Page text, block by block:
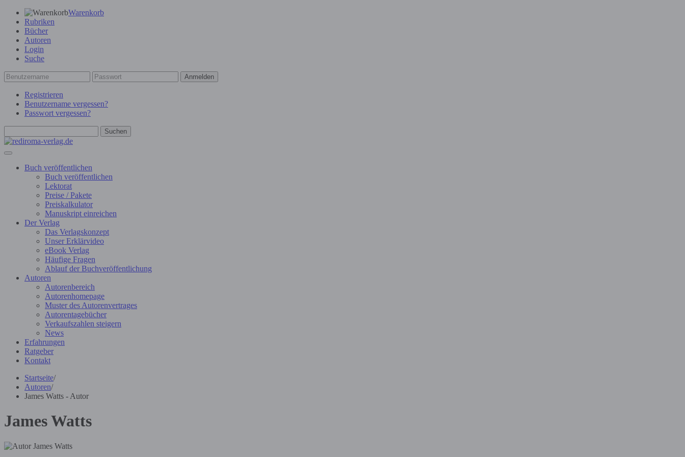
Warenkorb
Rubriken
Bücher
Autoren
Login
Suche
Anmelden
Registrieren
Benutzername vergessen?
Passwort vergessen?
Suchen
Buch veröffentlichen
Buch veröffentlichen
Lektorat
Preise / Pakete
Preiskalkulator
Manuskript einreichen
Der Verlag
Das Verlagskonzept
Unser Erklärvideo
eBook Verlag
Häufige Fragen
Ablauf der Buchveröffentlichung
Autoren
Autorenbereich
Autorenhomepage
Muster des Autorenvertrages
Autorentagebücher
Verkaufszahlen steigern
News
Erfahrungen
Ratgeber
Kontakt
Startseite/
Autoren/
James Watts - Autor
James Watts